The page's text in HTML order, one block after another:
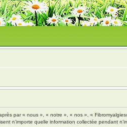
par « nous », « notre », « nos », «
n’importe quelle information collectée pendant